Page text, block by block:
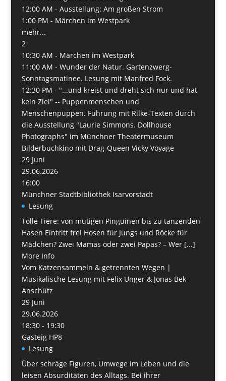
12:00 AM - Ausstellung: Am großen Strom
1:00 PM - Märchen im Westpark
mehr...
2
10:30 AM - Märchen im Westpark
11:00 AM - Wunder der Natur. Gartenzwerg-
Sonntagsmatinee. Lesung mit Manfred Fock.
12:30 PM - "...und kreist und dreht sich nur und hat
kein Ziel" -- Puppenmenschen und
Menschenpuppen. Führung mit Rilke-Texten durch
die Ausstellung "Laurie Simmons. Dollhouse
Photographs" im Münchner Theatermuseum
Bilderbuchkino mit Drag-Queen Vicky Voyage
29 Juni
29.06.2026
16:00
Münchner Stadtbibliothek Isarvorstadt
Lesung
Tolle Tiere: von mutigen Pinguinen bis zu tanzenden
Hasen Eintritt frei Hosen für Jungs und Röcke für
Mädchen? Zwei Mamas oder zwei Papas? – Wer [...]
More Info
Vom Katzensammeln & getrennten Wegen |
Musikalische Lesung mit Felix Unger & Jonas Bek-
Anschütz
29 Juni
29.06.2026
18:30 - 19:30
Gasteig HP8
Lesung
Über schräge Figuren, Umwege im Leben und die
leisen Absurditäten des Alltags. Bei ihrer